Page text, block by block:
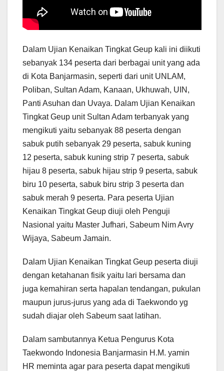
Dalam Ujian Kenaikan Tingkat Geup kali ini diikuti
sebanyak 134 peserta dari berbagai unit yang ada
di Kota Banjarmasin, seperti dari unit UNLAM,
Poliban, Sultan Adam, Kanaan, Ukhuwah, UIN,
Panti Asuhan dan Uvaya. Dalam Ujian Kenaikan
Tingkat Geup unit Sultan Adam terbanyak yang
mengikuti yaitu sebanyak 88 peserta dengan
sabuk putih sebanyak 29 peserta, sabuk kuning
12 peserta, sabuk kuning strip 7 peserta, sabuk
hijau 8 peserta, sabuk hijau strip 9 peserta, sabuk
biru 10 peserta, sabuk biru strip 3 peserta dan
sabuk merah 9 peserta. Para peserta Ujian
Kenaikan Tingkat Geup diuji oleh Penguji
Nasional yaitu Master Jufhari, Sabeum Nim Avry
Wijaya, Sabeum Jamain.
Dalam Ujian Kenaikan Tingkat Geup peserta diuji
dengan ketahanan fisik yaitu lari bersama dan
juga kemahiran serta hapalan tendangan, pukulan
maupun jurus-jurus yang ada di Taekwondo yg
sudah diajar oleh Sabeum saat latihan.
Dalam sambutannya Ketua Pengurus Kota
Taekwondo Indonesia Banjarmasin H.M. yamin
HR meminta agar para peserta dapat mengikuti